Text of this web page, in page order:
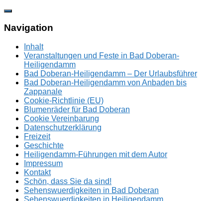
Zum
springen
Navigation
Inhalt
Veranstaltungen und Feste in Bad Doberan-
Heiligendamm
Bad Doberan-Heiligendamm – Der Urlaubsführer
Bad Doberan-Heiligendamm von Anbaden bis
Zappanale
Cookie-Richtlinie (EU)
Blumenräder für Bad Doberan
Cookie Vereinbarung
Datenschutzerklärung
Freizeit
Geschichte
Heiligendamm-Führungen mit dem Autor
Impressum
Kontakt
Schön, dass Sie da sind!
Sehenswuerdigkeiten in Bad Doberan